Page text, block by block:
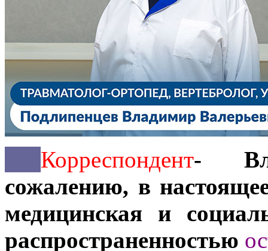
Корреспондент-
сожалению, в
медицинская и
распространенностью